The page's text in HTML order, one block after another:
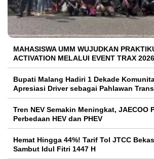
MAHASISWA UMM WUJUDKAN
ACTIVATION MELALUI EVENT TRAX 2026
Bupati Malang Hadiri 1 Dekade
Apresiasi Driver sebagai Pahlawan
Tren NEV Semakin Meningkat, JAECOO
Perbedaan HEV dan PHEV
Hemat Hingga 44%! Tarif Tol JTCC
Sambut Idul Fitri 1447 H